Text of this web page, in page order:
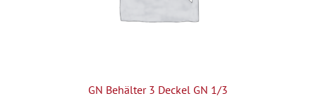
GN Behälter 3 Deckel GN 1/3